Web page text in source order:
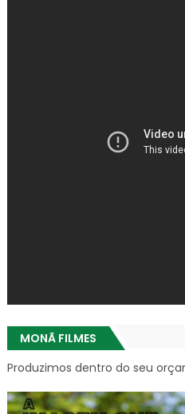
MONÃ FILMES
Produzimos dentro do seu